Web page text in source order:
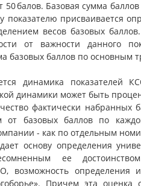
балов. Базовая сумма
показателю присваивается
весов базовых
от важности данного
базовых баллов по основным
динамика
динамики может быть
фактически
от базовых баллов по
- как по отдельным
основу определения
ее
возможность
Причем эта оценка